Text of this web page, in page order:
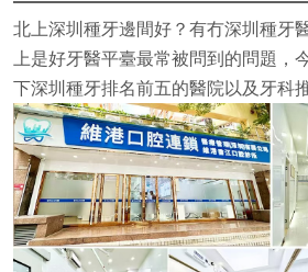
北上深圳種牙邊間好？有冇深圳種牙
上是好牙醫平臺最常被問到的問題，
下深圳種牙排名前五的醫院以及牙科推